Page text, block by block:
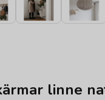
linne